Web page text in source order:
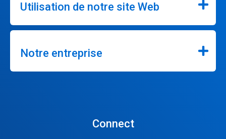
Utilisation de notre site Web
Notre entreprise
Connect